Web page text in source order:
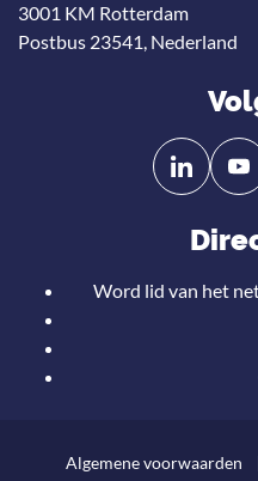
3001 KM Rotterdam
Postbus 23541, Nederland
Volg
ons
Linkedin
Volg
ons
Word lid van het
Algemene voorwaarden